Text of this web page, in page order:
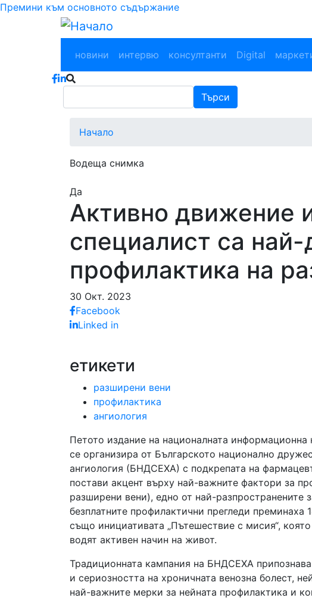
Премини към основното съдържание
Main navigation
новини интервю консултанти Digital
Търси
Начало
Водеща снимка
Да
Активно движение
специалист са най-
профилактика на
30 Окт. 2023
Facebook
Linked in
етикети
разширени вени
профилактика
ангиология
Петото издание на националната информационна
се организира от Българското национално
ангиология (БНДСЕХА) с подкрепата на
постави акцент върху най-важните фактори за
разширени вени), едно от най-разпространените
безплатните профилактични прегледи
също инициативата „Пътешествие с мисия“,
водят активен начин на живот.
Традиционната кампания на БНДСЕХА
и сериозността на хроничната венозна болест,
най-важните мерки за нейната профилактика и